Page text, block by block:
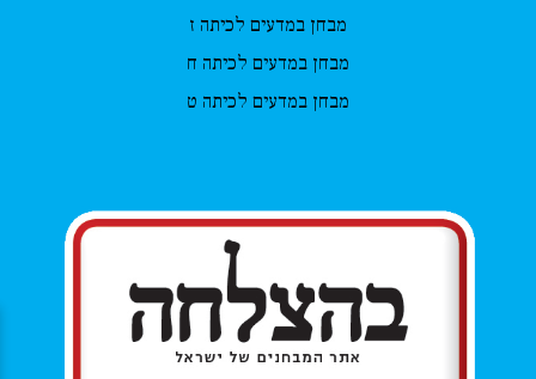
מבחן במדעים לכיתה ז
מבחן במדעים לכיתה ח
מבחן במדעים לכיתה ט